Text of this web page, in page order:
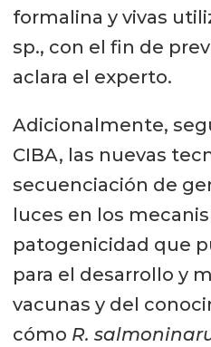
formalina y vivas
sp., con el fin de
aclara el experto.
Adicionalmente,
CIBA, las nuevas
secuenciación de
luces en los
patogenicidad que
para el desarrollo y
vacunas y del
cómo R.